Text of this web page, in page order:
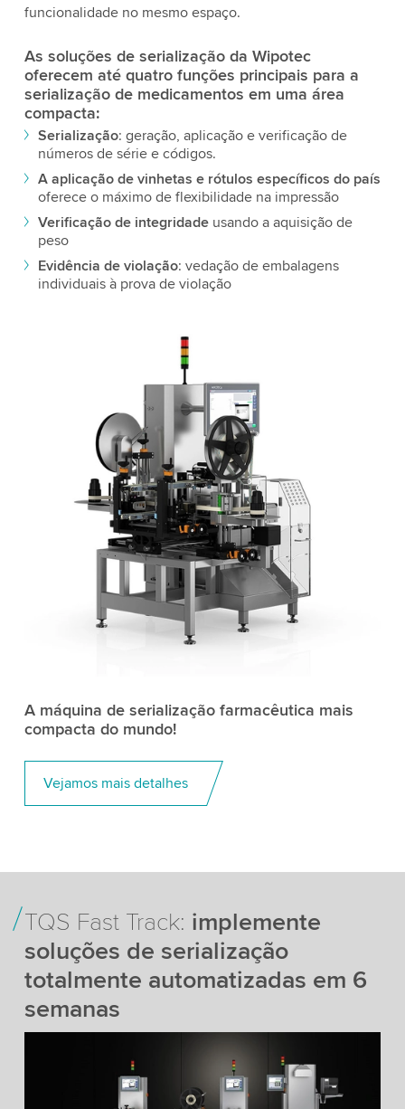
funcionalidade no mesmo espaço.
As soluções de serialização da Wipotec
oferecem até quatro funções principais para a
serialização de medicamentos em uma área
compacta:
Serialização: geração, aplicação e verificação de
números de série e códigos.
A aplicação de vinhetas e rótulos específicos do país
oferece o máximo de flexibilidade na impressão
Verificação de integridadeusando a aquisição de
peso
Evidência de violação: vedação de embalagens
individuais à prova de violação
A máquina de serialização farmacêutica mais
compacta do mundo!
Vejamos mais detalhes
TQS Fast Track: implemente
soluções de serialização
totalmente automatizadas em 6
semanas